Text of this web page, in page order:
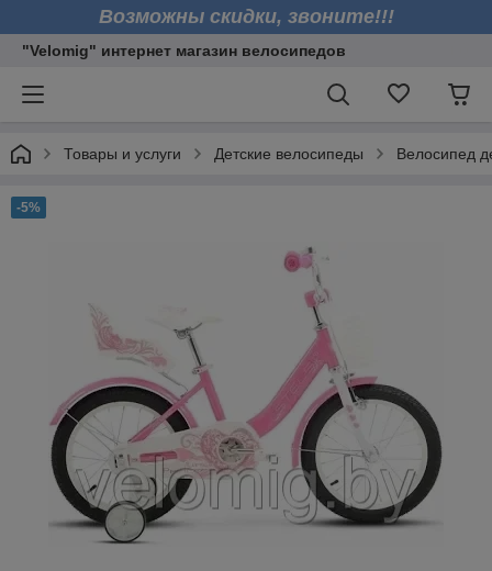
Возможны скидки, звоните!!!
"Velomig" интернет магазин велосипедов
Товары и услуги Детские велосипеды Велосипед
-5%